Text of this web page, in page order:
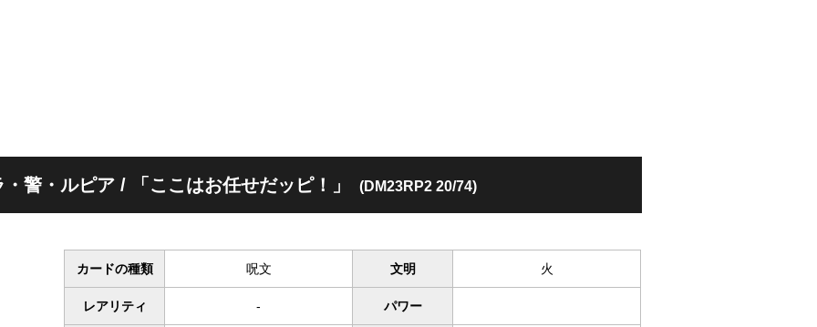
警・ルピア / 「ここはお任せだッピ！」 (DM23RP2 20/74)
カードの種類 呪文 文明 火
レアリティ - パワー